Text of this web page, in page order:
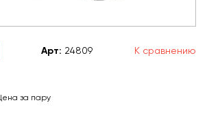
Арт: 24809 К сравнению
за пару